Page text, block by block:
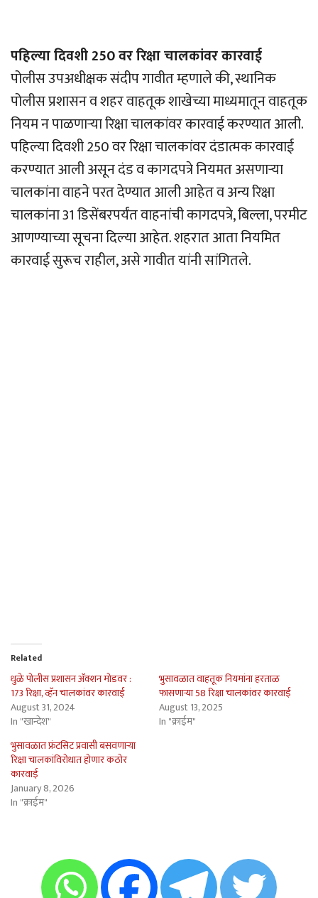
पहिल्या दिवशी 250 वर रिक्षा चालकांवर कारवाई
पोलीस उपअधीक्षक संदीप गावीत म्हणाले की, स्थानिक
पोलीस प्रशासन व शहर वाहतूक शाखेच्या माध्यमातून वाहतूक
नियम न पाळणार्‍या रिक्षा चालकांवर कारवाई करण्यात आली.
पहिल्या दिवशी 250 वर रिक्षा चालकांवर दंडात्मक कारवाई
करण्यात आली असून दंड व कागदपत्रे नियमत असणार्‍या
चालकांना वाहने परत देण्यात आली आहेत व अन्य रिक्षा
चालकांना 31 डिसेंबरपर्यंत वाहनांची कागदपत्रे, बिल्ला, परमीट
आणण्याच्या सूचना दिल्या आहेत. शहरात आता नियमित
कारवाई सुरूच राहील, असे गावीत यांनी सांगितले.
Related
धुळे पोलीस प्रशासन अ‍ॅक्शन मोडवर :
173 रिक्षा, व्हॅन चालकांवर कारवाई
August 31, 2024
In "खान्देश"
भुसावळात वाहतूक नियमांना हरताळ
फासणार्‍या 58 रिक्षा चालकांवर कारवाई
August 13, 2025
In "क्राईम"
भुसावळात फ्रंटसिट प्रवासी बसवणार्‍या
रिक्षा चालकांविरोधात होणार कठोर
कारवाई
January 8, 2026
In "क्राईम"